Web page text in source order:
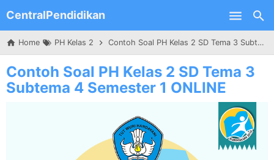
Skip to main content
CentralPendidikan
Home PH Kelas 2 Contoh Soal PH Kelas 2 SD Tema 3 Subtema 4 Semester 1 ONLINE
Contoh Soal PH Kelas 2 SD Tema 3
Subtema 4 Semester 1 ONLINE